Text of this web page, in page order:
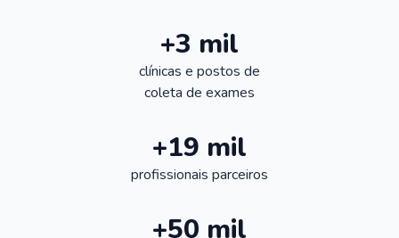
+3 mil
clínicas e postos de
coleta de exames
+19 mil
profissionais parceiros
+50 mil